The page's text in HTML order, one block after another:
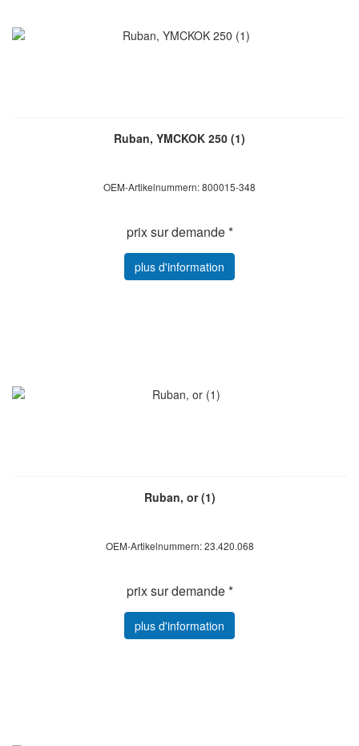
Ruban, YMCKOK 250 (1)
OEM-Artikelnummern: 800015-348
prix sur demande *
plus d'information
Ruban, or (1)
OEM-Artikelnummern: 23.420.068
prix sur demande *
plus d'information